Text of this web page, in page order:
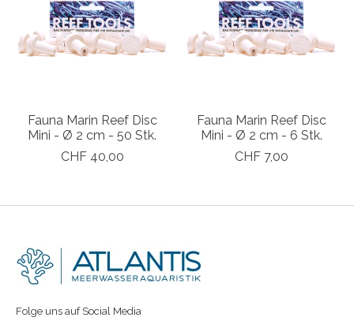
Fauna Marin Reef Disc
Mini - Ø 2 cm - 50 Stk.
CHF 40,00
Fauna Marin Reef Disc
Mini - Ø 2 cm - 6 Stk.
CHF 7,00
Folge uns auf Social Media